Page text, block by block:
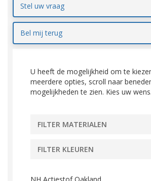
Stel uw vraag
Bel mij terug
U heeft de mogelijkheid om te
meerdere opties, scroll naar
mogelijkheden te zien. Kies uw wens.
FILTER MATERIALEN
FILTER KLEUREN
NH Actiestof Oakland